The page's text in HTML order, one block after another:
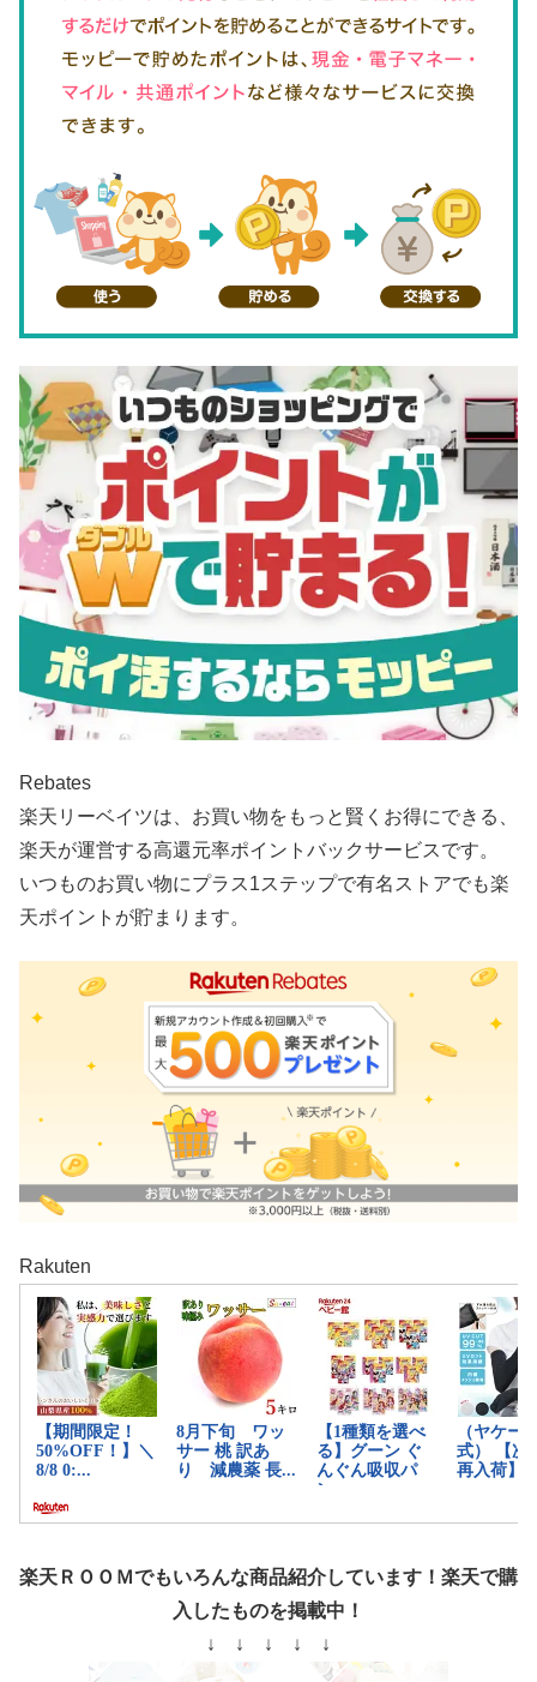
Rebates
楽天リーベイツは、お買い物をもっと賢くお得にできる、
楽天が運営する高還元率ポイントバックサービスです。
いつものお買い物にプラス1ステップで有名ストアでも楽
天ポイントが貯まります。
Rakuten
楽天ＲＯＯＭでもいろんな商品紹介しています！楽天で購
入したものを掲載中！
↓ ↓ ↓ ↓ ↓